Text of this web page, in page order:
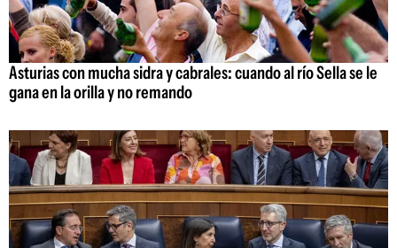
Asturias con mucha sidra y cabrales: cuando al río Sella se le
gana en la orilla y no remando